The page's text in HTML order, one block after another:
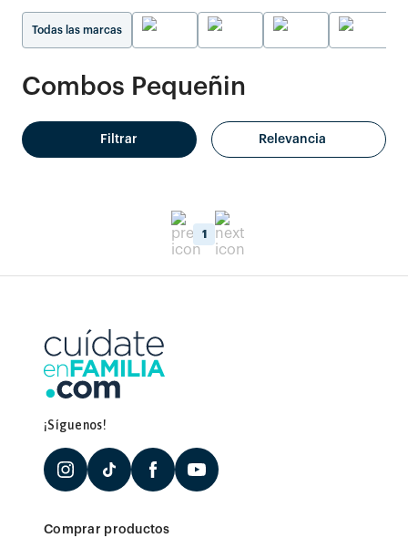
Todas las marcas
Combos Pequeñin
Filtrar Relevancia
1
¡Síguenos!
Comprar productos